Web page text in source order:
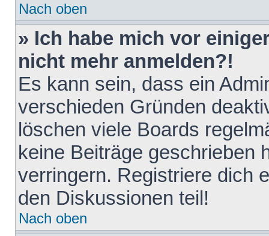
Nach oben
» Ich habe mich vor
nicht mehr anmelden?!
Es kann sein, dass ein
verschieden Gründen
löschen viele Boards
keine Beiträge geschrieben
verringern. Registriere dich
den Diskussionen teil!
Nach oben